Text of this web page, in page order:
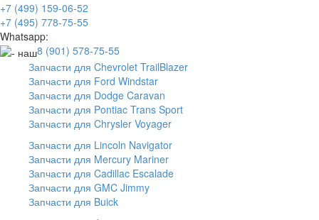
+7 (499) 159-06-52
+7 (495) 778-75-55
Whatsapp:
8 (901) 578-75-55
Запчасти для Chevrolet TrailBlazer
Запчасти для Ford Windstar
Запчасти для Dodge Caravan
Запчасти для Pontiac Trans Sport
Запчасти для Chrysler Voyager
Запчасти для Lincoln Navigator
Запчасти для Mercury Mariner
Запчасти для Cadillac Escalade
Запчасти для GMC Jimmy
Запчасти для Buick